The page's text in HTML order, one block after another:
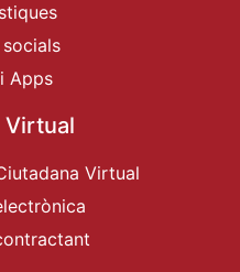
Apps
Virtual
Virtual